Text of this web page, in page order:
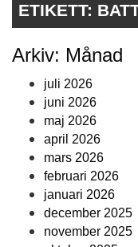
ETIKETT:
Arkiv: Månad
juli 2026
juni 2026
maj 2026
april 2026
mars 2026
februari 2026
januari 2026
december 2025
november 2025